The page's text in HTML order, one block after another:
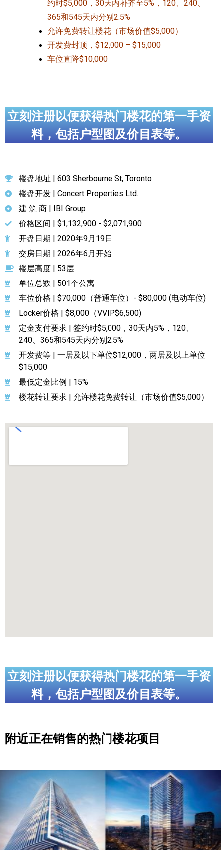
约时$5,000，30天内补齐至5%，120、240、
365和545天内分别2.5%
允许免费转让楼花（市场价值$5,000）
开发费封顶，$12,000 – $15,000
车位直降$10,000
立刻注册以便获得热门楼花的第一手资
料，包括户型图及价目表等。
楼盘地址 | 603 Sherbourne St, Toronto
楼盘开发 | Concert Properties Ltd.
建 筑 商 | IBI Group
价格区间 | $1,132,900 - $2,071,900
开盘日期 | 2020年9月19日
交房日期 | 2026年6月开始
楼层高度 | 53层
单位总数 | 501个公寓
车位价格 | $70,000（普通车位）- $80,000 (电动车位)
Locker价格 | $8,000（VVIP$6,500)
定金支付要求 | 签约时$5,000，30天内5%，120、
240、365和545天内分别2.5%
开发费等 | 一居及以下单位$12,000，两居及以上单位
$15,000
最低定金比例 | 15%
楼花转让要求 | 允许楼花免费转让（市场价值$5,000）
立刻注册以便获得热门楼花的第一手资
料，包括户型图及价目表等。
附近正在销售的热门楼花项目